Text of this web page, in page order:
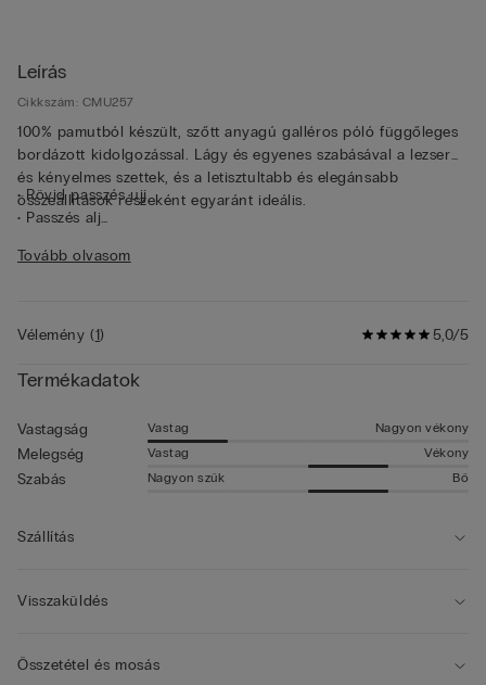
Leírás
Cikkszám: CMU257
100% pamutból készült, szőtt anyagú galléros póló függőleges
bordázott kidolgozással. Lágy és egyenes szabásával a lezser
és kényelmes szettek, és a letisztultabb és elegánsabb
összeállítások részeként egyaránt ideális.
• Rövid passzés ujj
• Passzés alj
• A modell 185 cm magas és L méretet visel
Tovább olvasom
5,0/5
Vélemény(1)
Termékadatok
Vastagság Vastag Nagyon vékony
Melegség Vastag Vékony
Szabás Nagyon szűk Bő
Szállítás
Visszaküldés
Összetétel és mosás